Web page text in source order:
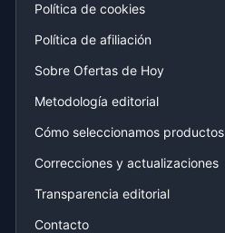
Política de cookies
Política de afiliación
Sobre Ofertas de Hoy
Metodología editorial
Cómo seleccionamos productos
Correcciones y actualizaciones
Transparencia editorial
Contacto